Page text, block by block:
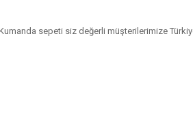
sepeti siz değerli müşterilerimize